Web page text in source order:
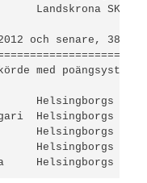
och senare, 38
med
14 p